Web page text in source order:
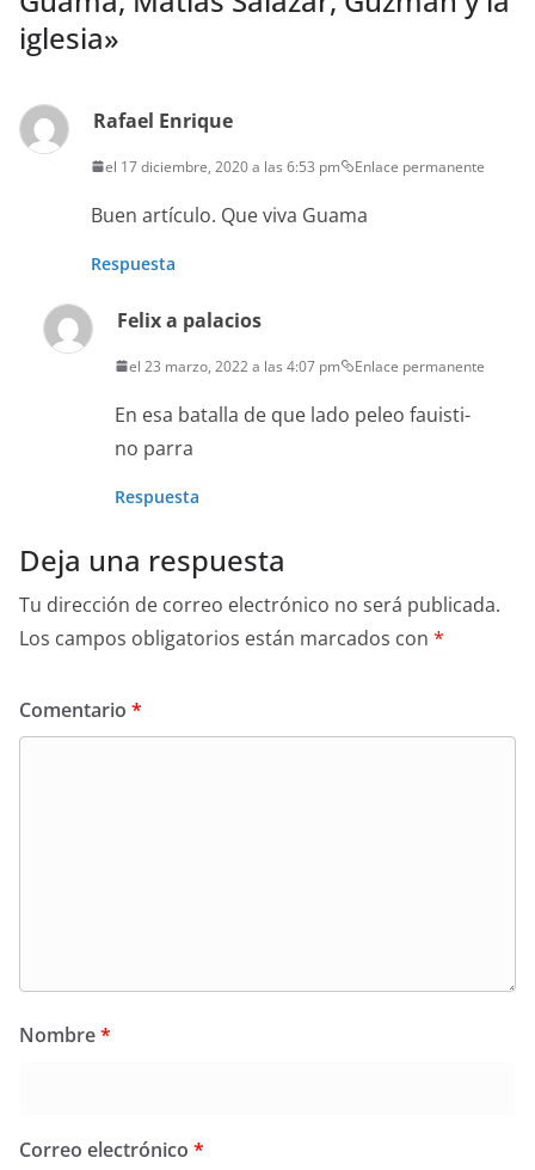
iglesia»
Rafael Enrique
el 17 diciembre, 2020 a las 6:53 pm Enlace permanente
Buen artícu­lo. Que viva Guama
Respuesta
Felix a palacios
el 23 marzo, 2022 a las 4:07 pm Enlace permanente
En esa batal­la de que lado peleo fauisti­
no parra
Respuesta
Deja una respuesta
Tu dirección de correo electrónico no será publicada.
Los campos obligatorios están marcados con *
Comentario *
Nombre*
Correo electrónico *